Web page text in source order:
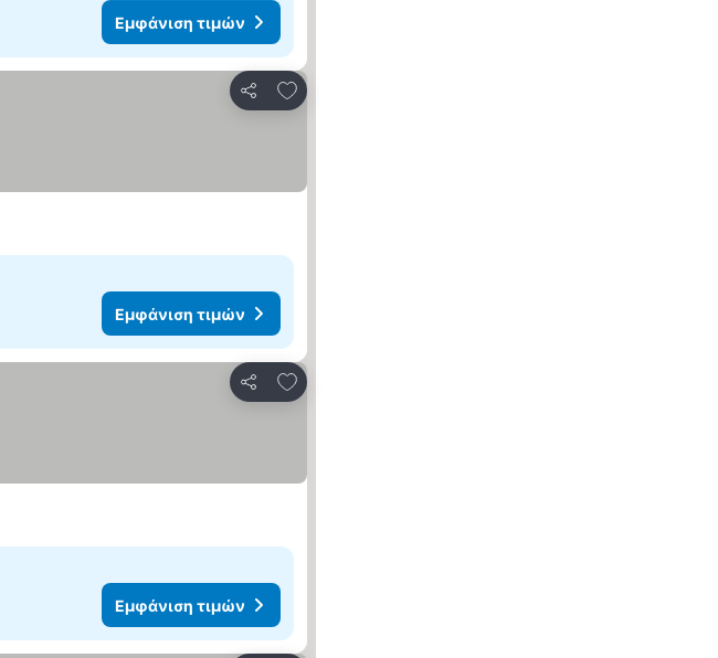
Εμφάνιση τιμών
Κοινοποίηση
Προσθήκη στα αγαπημένα
Εμφάνιση τιμών
Κοινοποίηση
Προσθήκη στα αγαπημένα
Εμφάνιση τιμών